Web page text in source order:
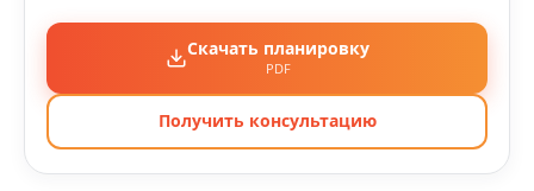
Скачать планировку
PDF
Получить консультацию